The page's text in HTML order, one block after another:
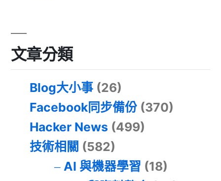
文章分類
Blog大小事 (26)
Facebook同步備份 (370)
Hacker News (499)
技術相關 (582)
AI 與機器學習 (18)